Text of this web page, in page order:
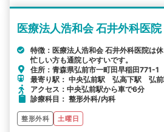
医療法人浩和会 石井外科医院
特徴：医療法人浩和会 石井外科医院は休
忙しい方も通院しやすいです。
住所：青森県弘前市一町田早稲田771-1
最寄り駅： 中央弘前駅 弘高下駅 弘
アクセス：中央弘前駅から車で6分
診療科目： 整形外科/内科
整形外科 土曜日